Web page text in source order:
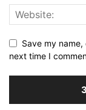
Save my
next time I